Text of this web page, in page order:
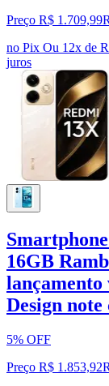
Preço R$ 1.709,99
no Pix Ou 12x de
juros
16GB
Design
5% OFF
Preço R$ 1.853,92